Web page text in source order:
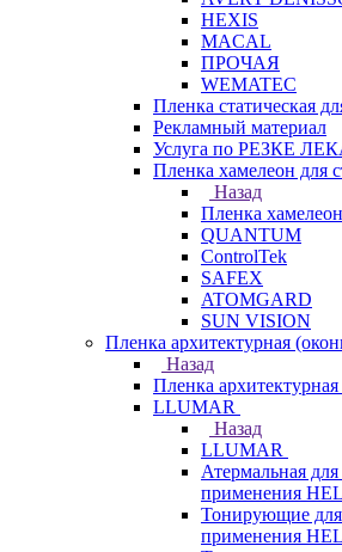
HEXIS
MACAL
ПРОЧАЯ
WEMATEC
Пленка статическая
Рекламный материал
Услуга по РЕЗКЕ
Пленка хамелеон для
Назад
Пленка
QUANTUM
ControlTek
SAFEX
ATOMGARD
SUN VISION
Пленка архитектурная
Назад
Пленка
LLUMAR
Назад
LLUMAR
Атермальная
применения
Тонирующие
применения